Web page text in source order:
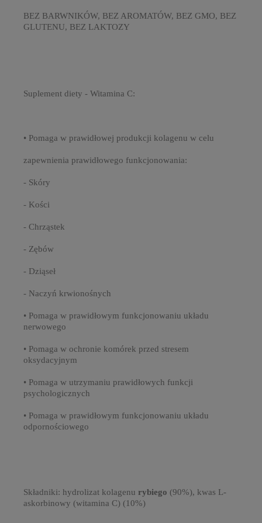
BEZ BARWNIKÓW, BEZ AROMATÓW, BEZ GMO, BEZ
GLUTENU, BEZ LAKTOZY
Suplement diety - Witamina C:
• Pomaga w prawidłowej produkcji kolagenu w celu
zapewnienia prawidłowego funkcjonowania:
- Skóry
- Kości
- Chrząstek
- Zębów
- Dziąseł
- Naczyń krwionośnych
• Pomaga w prawidłowym funkcjonowaniu układu
nerwowego
• Pomaga w ochronie komórek przed stresem
oksydacyjnym
• Pomaga w utrzymaniu prawidłowych funkcji
psychologicznych
• Pomaga w prawidłowym funkcjonowaniu układu
odpornościowego
Składniki: hydrolizat kolagenu rybiego (90%), kwas L-
askorbinowy (witamina C) (10%)